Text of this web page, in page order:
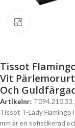
Tissot
Vit
Och
Artikelnr:
Tissot T-Lady
mm är en sofistikerad